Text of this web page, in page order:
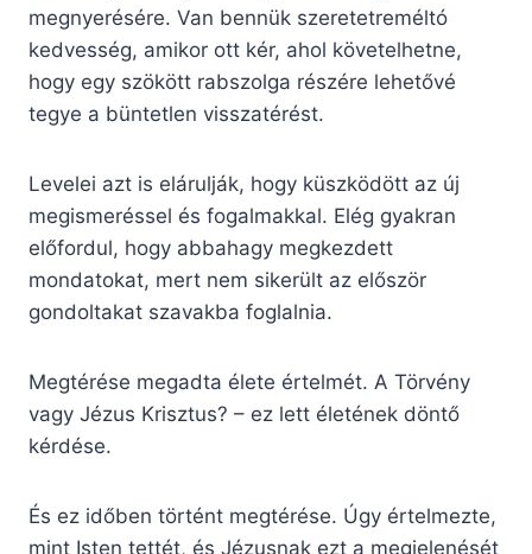
megnyerésére. Van bennük szeretetreméltó
kedvesség, amikor ott kér, ahol követelhetne,
hogy egy szökött rabszolga részére lehetővé
tegye a büntetlen visszatérést.
Levelei azt is elárulják, hogy küszködött az új
megismeréssel és fogalmakkal. Elég gyakran
előfordul, hogy abbahagy megkezdett
mondatokat, mert nem sikerült az először
gondoltakat szavakba foglalnia.
Megtérése megadta élete értelmét. A Törvény
vagy Jézus Krisztus? – ez lett életének döntő
kérdése.
És ez időben történt megtérése. Úgy értelmezte,
mint Isten tettét, és Jézusnak ezt a megjelenését